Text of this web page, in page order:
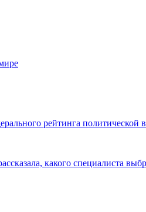
рейтинга политической
какого специалиста